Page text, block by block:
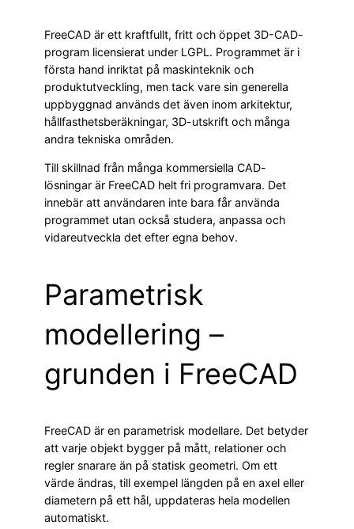
FreeCAD är ett kraftfullt, fritt och öppet 3D-CAD-
program licensierat under LGPL. Programmet är i
första hand inriktat på maskinteknik och
produktutveckling, men tack vare sin generella
uppbyggnad används det även inom arkitektur,
hållfasthetsberäkningar, 3D-utskrift och många
andra tekniska områden.
Till skillnad från många kommersiella CAD-
lösningar är FreeCAD helt fri programvara. Det
innebär att användaren inte bara får använda
programmet utan också studera, anpassa och
vidareutveckla det efter egna behov.
Parametrisk
modellering –
grunden i FreeCAD
FreeCAD är en parametrisk modellare. Det betyder
att varje objekt bygger på mått, relationer och
regler snarare än på statisk geometri. Om ett
värde ändras, till exempel längden på en axel eller
diametern på ett hål, uppdateras hela modellen
automatiskt.